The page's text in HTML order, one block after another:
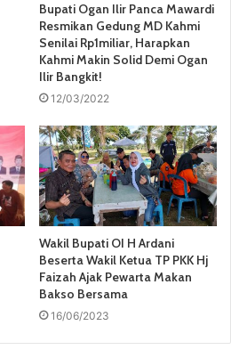
Bupati Ogan Ilir Panca Mawardi
Resmikan Gedung MD Kahmi
Senilai Rp1miliar, Harapkan
Kahmi Makin Solid Demi Ogan
Ilir Bangkit!
12/03/2022
Wakil Bupati OI H Ardani
Beserta Wakil Ketua TP PKK Hj
Faizah Ajak Pewarta Makan
Bakso Bersama
16/06/2023